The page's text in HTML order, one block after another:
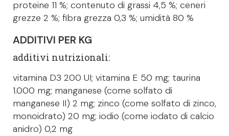
proteine 11 %; contenuto di grassi 4,5 %; ceneri
grezze 2 %; fibra grezza 0,3 %; umidità 80 %
ADDITIVI PER KG
additivi nutrizionali:
vitamina D3 200 UI; vitamina E 50 mg; taurina
1.000 mg; manganese (come solfato di
manganese II) 2 mg; zinco (come solfato di zinco,
monoidrato) 20 mg; iodio (come iodato di calcio
anidro) 0,2 mg